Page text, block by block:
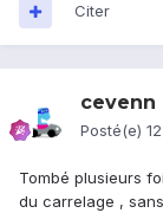
Citer
cevenn
Posté(e)
Tombé plusieurs
du carrelage ,